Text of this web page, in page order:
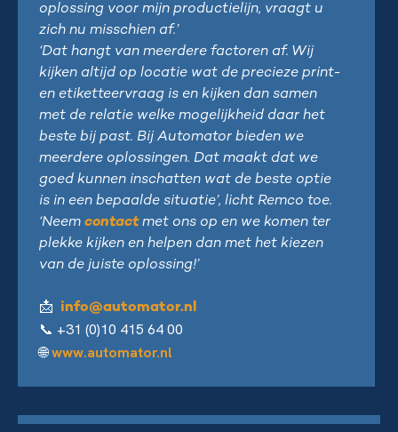
oplossing voor mijn productielijn, vraagt u
zich nu misschien af.’
‘Dat hangt van meerdere factoren af. Wij
kijken altijd op locatie wat de precieze print-
en etiketteervraag is en kijken dan samen
met de relatie welke mogelijkheid daar het
beste bij past. Bij Automator bieden we
meerdere oplossingen. Dat maakt dat we
goed kunnen inschatten wat de beste optie
is in een bepaalde situatie’, licht Remco toe.
‘Neem contactmet ons op en we komen ter
plekke kijken en helpen dan met het kiezen
van de juiste oplossing!’
📩 info@automator.nl
📞 +31 (0)10 415 64 00
🌐www.automator.nl